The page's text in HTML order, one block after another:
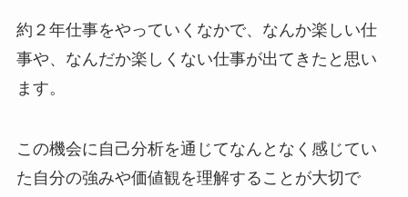
約２年仕事をやっていくなかで、なんか楽しい仕
事や、なんだか楽しくない仕事が出てきたと思い
ます。
この機会に自己分析を通じてなんとなく感じてい
た自分の強みや価値観を理解することが大切で